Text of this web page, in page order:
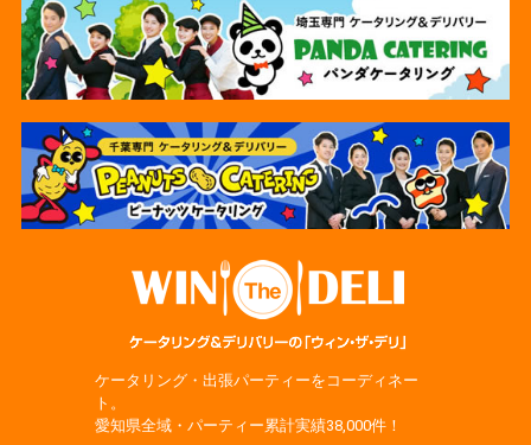
ケータリング・出張パーティーをコーディネー
ト。
愛知県全域・パーティー累計実績38,000件！